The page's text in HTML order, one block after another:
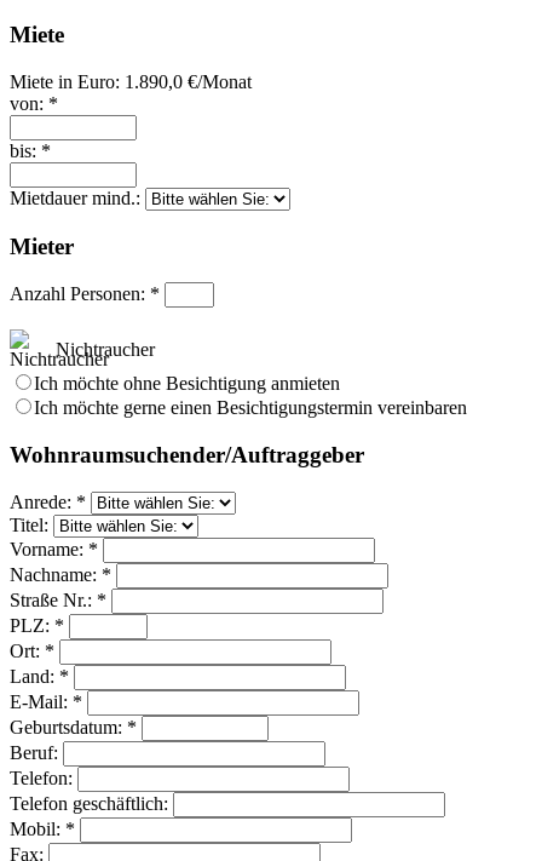
Miete
Miete in Euro: 1.890,0 €/Monat
von: *
bis: *
Mietdauer mind.:
Mieter
Anzahl Personen: *
Nichtraucher
Ich möchte ohne Besichtigung anmieten
Ich möchte gerne einen Besichtigungstermin vereinbaren
Wohnraumsuchender/Auftraggeber
Anrede: *
Titel:
Vorname: *
Nachname: *
Straße Nr.: *
PLZ: *
Ort: *
Land: *
E-Mail: *
Geburtsdatum: *
Beruf:
Telefon:
Telefon geschäftlich:
Mobil: *
Fax: